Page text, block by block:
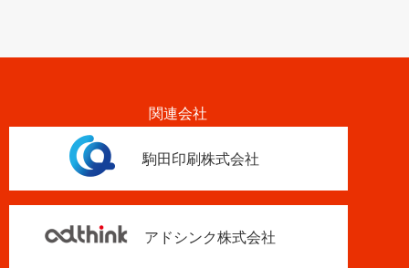
関連会社
駒田印刷株式会社
アドシンク株式会社